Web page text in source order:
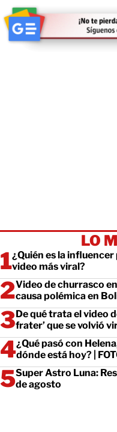
LO
¿Quién es la influencer
video más viral?
Video de churrasco
causa polémica en
De qué trata el video
frater’ que se volvió
¿Qué pasó con
dónde está hoy? |
Super Astro Luna:
de agosto